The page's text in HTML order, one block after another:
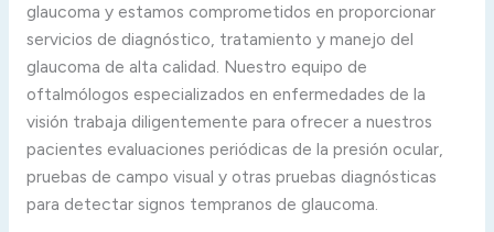
glaucoma y estamos comprometidos en proporcionar
servicios de diagnóstico, tratamiento y manejo del
glaucoma de alta calidad. Nuestro equipo de
oftalmólogos especializados en enfermedades de la
visión trabaja diligentemente para ofrecer a nuestros
pacientes evaluaciones periódicas de la presión ocular,
pruebas de campo visual y otras pruebas diagnósticas
para detectar signos tempranos de glaucoma.